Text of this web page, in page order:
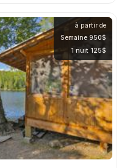
à partir de
Semaine 950$
1 nuit 125$